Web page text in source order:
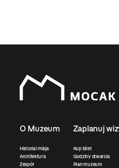
O Muzeum
Historia i misja
Architektura
Zespół
Zaplanuj
Kup bilet
Godziny otwarcia
Plan muzeum